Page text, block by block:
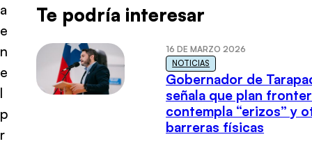
a
e
n
e
l
p
r
Te podría interesar
16 DE MARZO 2026
NOTICIAS
Gobernador de
señala que plan
contempla “erizos” y
barreras físicas